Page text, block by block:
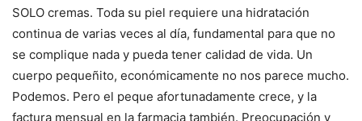
SOLO cremas. Toda su piel requiere una hidratación
continua de varias veces al día, fundamental para que no
se complique nada y pueda tener calidad de vida. Un
cuerpo pequeñito, económicamente no nos parece mucho.
Podemos. Pero el peque afortunadamente crece, y la
factura mensual en la farmacia también. Preocupación y